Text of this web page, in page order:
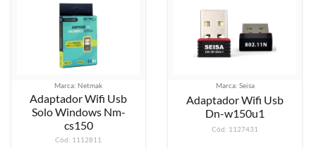
Marca: Netmak
Adaptador Wifi Usb
Solo Windows Nm-
cs150
Cód: 1112811
Marca: Seisa
Adaptador Wifi Usb
Dn-w150u1
Cód: 1127431